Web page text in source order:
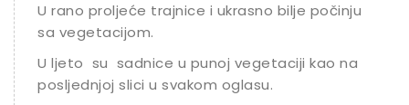
U rano proljeće trajnice i ukrasno bilje počinju
sa vegetacijom.
U ljeto su sadnice u punoj vegetaciji kao na
posljednjoj slici u svakom oglasu.